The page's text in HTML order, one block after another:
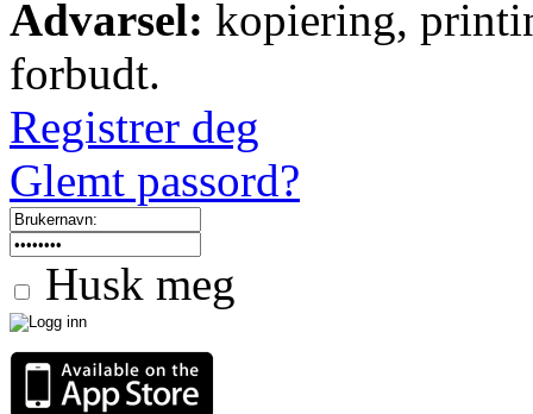
Advarsel: kopiering,
forbudt.
Registrer deg
Glemt passord?
Husk meg